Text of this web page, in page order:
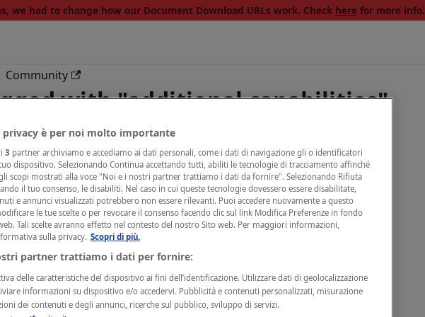
we had to change how our Document Download URLs work. Check herefor more info.
Community
with "additional capabilities"
you need
privacy è per noi molto importante
3 partner archiviamo e accediamo ai dati personali, come i dati di navigazione gli o identificatori
dispositivo. Selezionando Continua accettando tutti, abiliti le tecnologie di tracciamento affinché
scopi mostrati alla voce "Noi e i nostri partner trattiamo i dati da fornire". Selezionando Rifiuta
il tuo consenso, le disabiliti. Nel caso in cui queste tecnologie dovessero essere disabilitate,
e annunci visualizzati potrebbero non essere rilevanti. Puoi accedere nuovamente a questo
le tue scelte o per revocare il consenso facendo clic sul link Modifica Preferenze in fondo
Tali scelte avranno effetto nel contesto del nostro Sito web. Per maggiori informazioni,
sulla privacy. Scopri di più.
partner trattiamo i dati per fornire:
delle caratteristiche del dispositivo ai fini dell’identificazione. Utilizzare dati di geolocalizzazione
informazioni su dispositivo e/o accedervi. Pubblicità e contenuti personalizzati, misurazione
dei contenuti e degli annunci, ricerche sul pubblico, sviluppo di servizi.